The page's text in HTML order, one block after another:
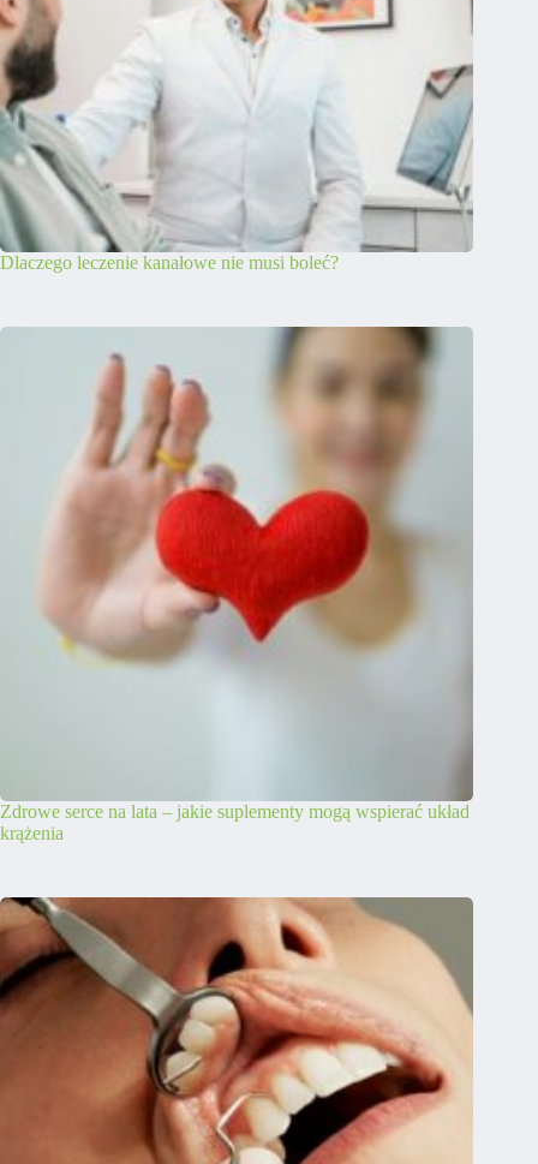
Dlaczego leczenie kanałowe nie musi boleć?
Zdrowe serce na lata – jakie suplementy mogą wspierać układ
krążenia